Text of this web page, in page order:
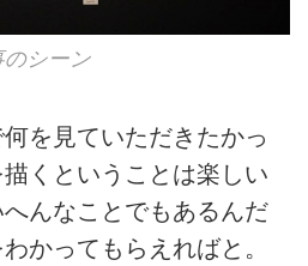
シーン
を見ていただきたかっ
くということは楽しい
んなことでもあるんだ
かってもらえればと。